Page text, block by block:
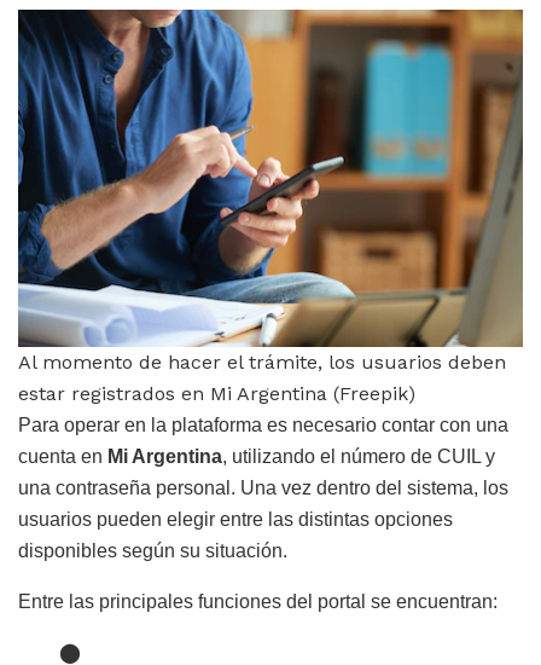
Al momento de hacer el trámite, los usuarios deben
estar registrados en Mi Argentina (Freepik)
Para operar en la plataforma es necesario contar con una
cuenta en Mi Argentina, utilizando el número de CUIL y
una contraseña personal. Una vez dentro del sistema, los
usuarios pueden elegir entre las distintas opciones
disponibles según su situación.
Entre las principales funciones del portal se encuentran: